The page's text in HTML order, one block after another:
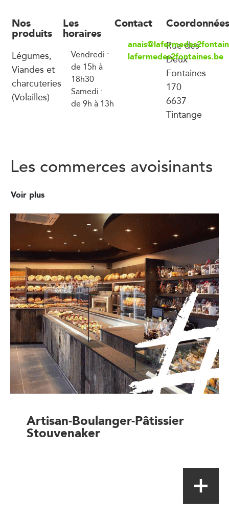
Nos
produits
Légumes,
Viandes et
charcuteries
(Volailles)
Les
horaires
Vendredi :
de 15h à
18h30
Samedi :
de 9h à 13h
Contact
lafermedes2fontaines.be
Coordonnées
Rue des
Deux
Fontaines
170
6637
Tintange
Les commerces avoisinants
Voir plus
Artisan-Boulanger-Pâtissier
Stouvenaker